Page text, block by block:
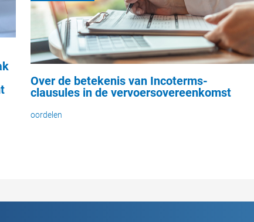
Over de betekenis van Incoterms-
clausules in de vervoersovereenkomst
oordelen